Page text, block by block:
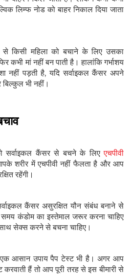
लिम्फ नोड को बाहर निकाल दिया जाता
किसी महिला को बचाने के लिए उसका
कभी मां नहीं बन पाती है। हालांकि गर्भाशय
नहीं पड़ती है, यदि सर्वाइकल कैंसर अपने
भी नहीं।
सर्वाइकल कैंसर से बचने के लिएएचपीवी
शरीर में एचपीवी नहीं फैलता है और आप
रहेंगी।
कैंसर असुरक्षित यौन संबंध बनाने से
कंडोम का इस्तेमाल जरूर करना चाहिए
सेक्स करने से बचना चाहिए।
आसान उपाय पैप टेस्ट भी है। अगर आप
हैं तो आप पूरी तरह से इस बीमारी से